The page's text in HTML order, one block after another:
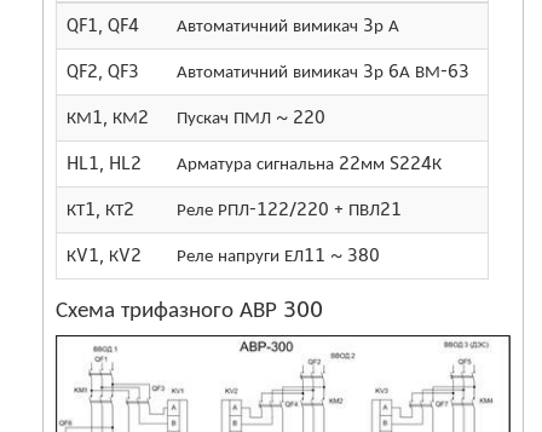
QF1, QF4 Автоматичний вимикач 3р А
QF2, QF3 Автоматичний вимикач 3р 6А ВМ-63
КМ1, КМ2 Пускач ПМЛ ~ 220
HL1, HL2 Арматура сигнальна 22мм S224К
КТ1, КТ2 Реле РПЛ-122/220 + ПВЛ21
КV1, КV2 Реле напруги ЕЛ11 ~ 380
Схема трифазного АВР 300